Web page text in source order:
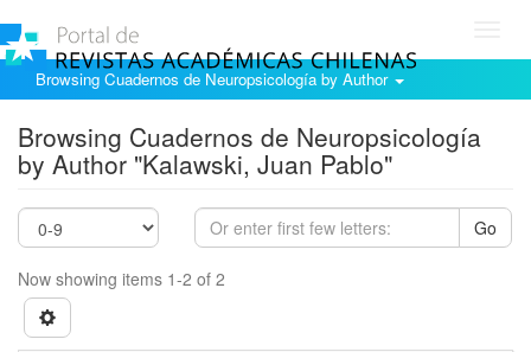
Browsing Cuadernos de Neuropsicología by Author
Browsing Cuadernos de Neuropsicología
by Author "Kalawski, Juan Pablo"
Go
Now showing items 1-2 of 2